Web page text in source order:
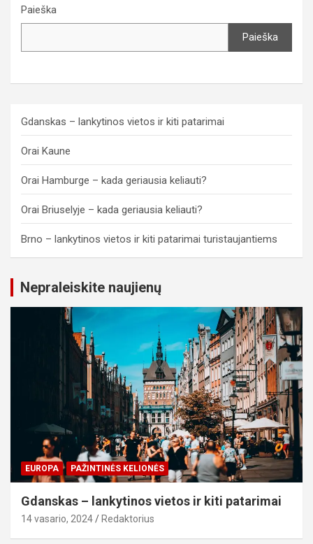
Paieška
Paieška
Gdanskas – lankytinos vietos ir kiti patarimai
Orai Kaune
Orai Hamburge – kada geriausia keliauti?
Orai Briuselyje – kada geriausia keliauti?
Brno – lankytinos vietos ir kiti patarimai turistaujantiems
Nepraleiskite naujienų
EUROPA PAŽINTINĖS KELIONĖS
Gdanskas – lankytinos vietos ir kiti patarimai
14 vasario, 2024 Redaktorius